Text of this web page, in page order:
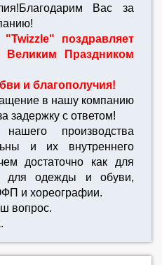
Вас за
поздравляет
Праздником
и благополучия!
в нашу компанию
задержку с ответом!
производства
и их внутреннего
достаточно как для
для одежды и обуви,
и хореографии.
вопрос.